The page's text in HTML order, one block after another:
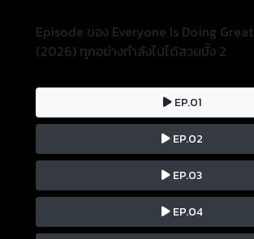
Episode ของ Everyone Is Doing
(2026) ทุกอย่างกำลังไปได้สวยมั้ง 2
EP.01
EP.02
EP.03
EP.04